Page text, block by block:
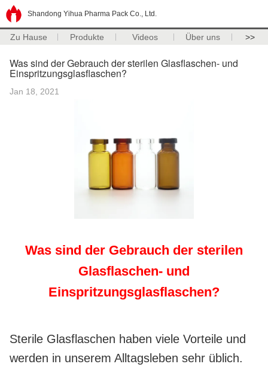
Shandong Yihua Pharma Pack Co., Ltd.
Zu Hause Produkte Videos Über uns >>
Was sind der Gebrauch der sterilen Glasflaschen- und
Einspritzungsglasflaschen?
Jan 18, 2021
Was sind der Gebrauch der sterilen
Glasflaschen- und
Einspritzungsglasflaschen?
Sterile Glasflaschen haben viele Vorteile und
werden in unserem Alltagsleben sehr üblich.